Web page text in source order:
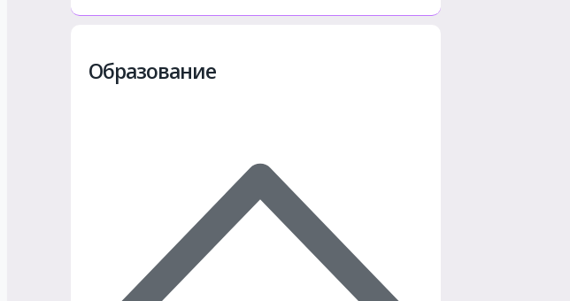
Образование